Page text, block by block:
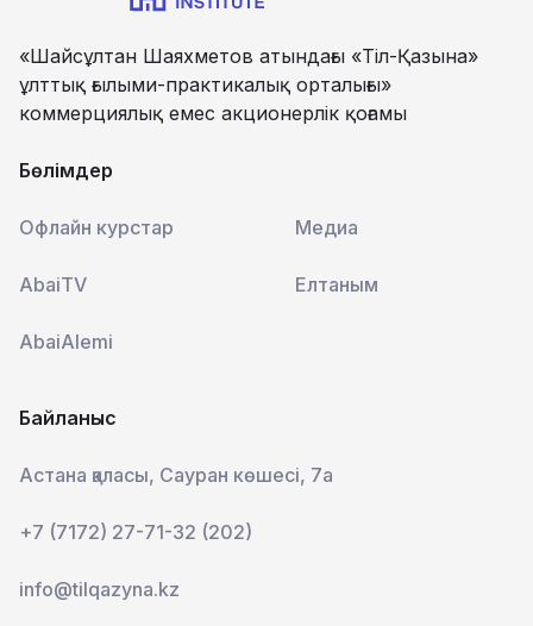
«Шайсұлтан Шаяхметов атындағы «Тіл-Қазына»
ұлттық ғылыми-практикалық орталығы»
коммерциялық емес акционерлік қоғамы
Бөлімдер
Офлайн курстар Медиа
AbaiTV Елтаным
AbaiAlemi
Байланыс
Астана қаласы, Сауран көшесі, 7а
+7 (7172) 27-71-32 (202)
info@tilqazyna.kz